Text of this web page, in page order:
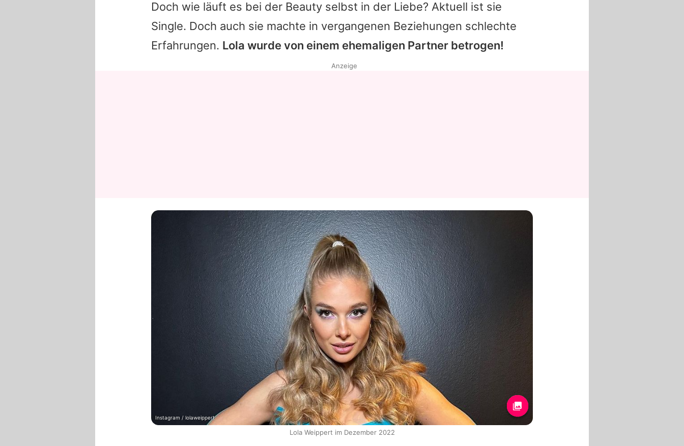
Doch wie läuft es bei der Beauty selbst in der Liebe? Aktuell ist sie
Single. Doch auch sie machte in vergangenen Beziehungen schlechte
Erfahrungen. Lola wurde von einem ehemaligen Partner betrogen!
Anzeige
Instagram / lolaweippert
Lola Weippert im Dezember 2022